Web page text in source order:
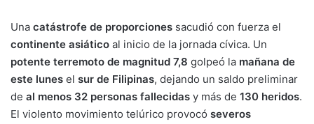
Una catástrofe de proporciones sacudió con fuerza el
continente asiático al inicio de la jornada cívica. Un
potente terremoto de magnitud 7,8 golpeó la mañana de
este lunes el sur de Filipinas, dejando un saldo preliminar
de al menos 32 personas fallecidas y más de 130 heridos.
El violento movimiento telúrico provocó severos